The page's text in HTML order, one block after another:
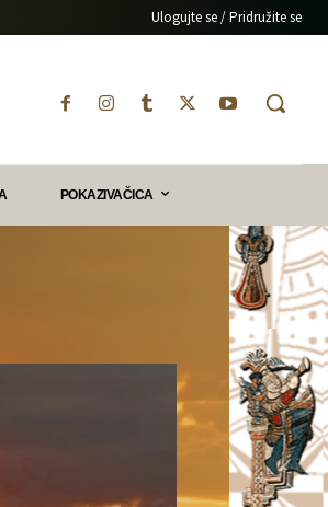
Ulogujte se / Pridružite se
POKAZIVAČICA